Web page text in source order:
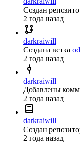
Создан
2 года назад
darkraiwill
Создана ветка
2 года назад
darkraiwill
Добавлены
2 года назад
darkraiwill
Создан
2 года назад